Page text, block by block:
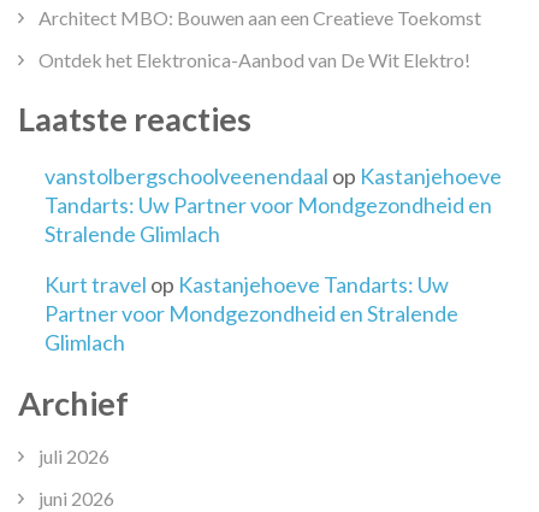
Architect MBO: Bouwen aan een Creatieve Toekomst
Ontdek het Elektronica-Aanbod van De Wit Elektro!
Laatste reacties
vanstolbergschoolveenendaal op Kastanjehoeve
Tandarts: Uw Partner voor Mondgezondheid en
Stralende Glimlach
Kurt travel op Kastanjehoeve Tandarts: Uw
Partner voor Mondgezondheid en Stralende
Glimlach
Archief
juli 2026
juni 2026